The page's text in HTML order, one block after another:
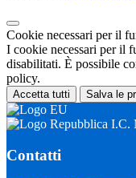
Cookie necessari per il
I cookie necessari per il
disabilitati. È possibile
policy.
Accetta tutti Salva le
I.C.
Contatti